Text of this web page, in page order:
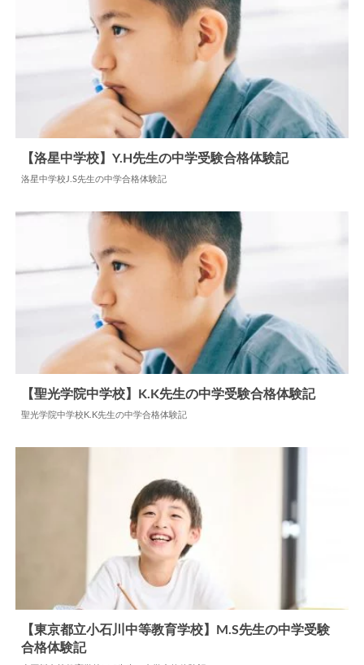
【洛星中学校】Y.H先生の中学受験合格体験記
洛星中学校J.S先生の中学合格体験記
【聖光学院中学校】K.K先生の中学受験合格体験記
聖光学院中学校K.K先生の中学合格体験記
【東京都立小石川中等教育学校】M.S先生の中学受験
合格体験記